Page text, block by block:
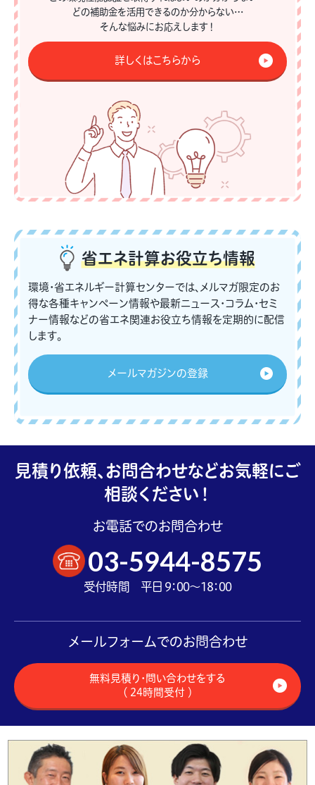
どの補助金を活用できるのか分からない…
そんな悩みにお応えします！
詳しくはこちらから
省エネ計算お役立ち情報
環境・省エネルギー計算センターでは、メルマガ限定のお
得な各種キャンペーン情報や最新ニュース・コラム・セミ
ナー情報などの省エネ関連お役立ち情報を定期的に配信
します。
メールマガジンの登録
見積り依頼、お問合わせなどお気軽にご
相談ください！
お電話でのお問合わせ
03-5944-8575
受付時間 平日 9：00～18：00
メールフォームでのお問合わせ
無料見積り・問い合わせをする
（ 24時間受付 ）